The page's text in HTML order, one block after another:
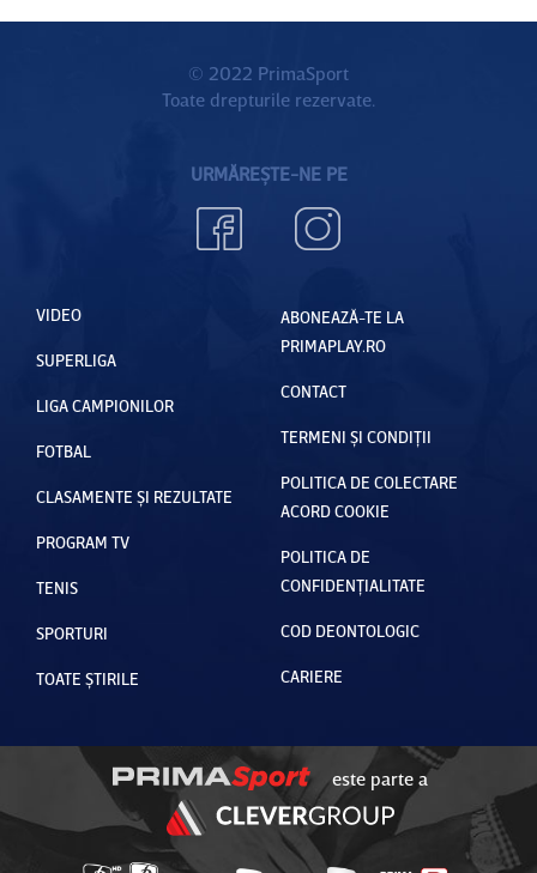
© 2022 PrimaSport
Toate drepturile rezervate.
URMĂREȘTE-NE PE
VIDEO
SUPERLIGA
LIGA CAMPIONILOR
FOTBAL
CLASAMENTE ȘI REZULTATE
PROGRAM TV
TENIS
SPORTURI
TOATE ȘTIRILE
ABONEAZĂ-TE LA
PRIMAPLAY.RO
CONTACT
TERMENI ȘI CONDIȚII
POLITICA DE COLECTARE
ACORD COOKIE
POLITICA DE
CONFIDENȚIALITATE
COD DEONTOLOGIC
CARIERE
este parte a